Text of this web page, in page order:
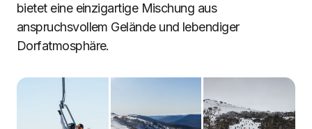
bietet eine einzigartige Mischung aus
anspruchsvollem Gelände und lebendiger
Dorfatmosphäre.